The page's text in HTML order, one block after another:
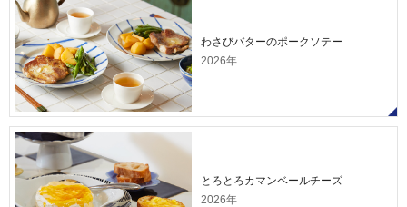
わさびバターのポークソテー
2026年
とろとろカマンベールチーズ
2026年